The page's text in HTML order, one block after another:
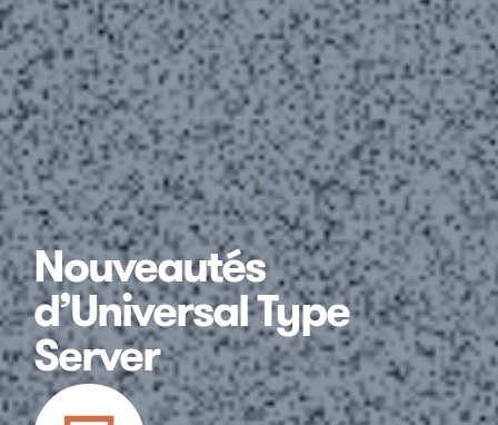
Nouveautés
d’Universal Type
Server